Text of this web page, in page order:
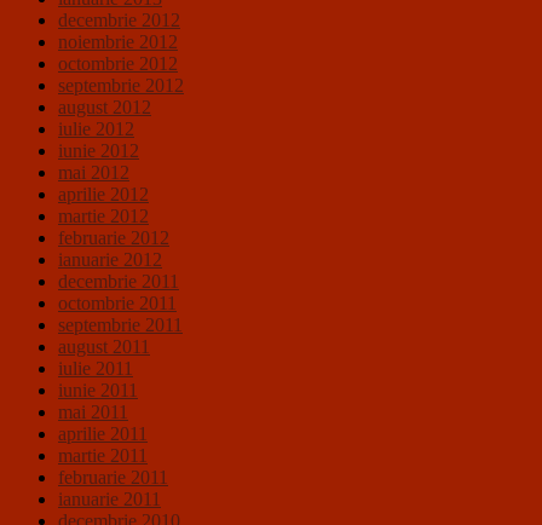
decembrie 2012
noiembrie 2012
octombrie 2012
septembrie 2012
august 2012
iulie 2012
iunie 2012
mai 2012
aprilie 2012
martie 2012
februarie 2012
ianuarie 2012
decembrie 2011
octombrie 2011
septembrie 2011
august 2011
iulie 2011
iunie 2011
mai 2011
aprilie 2011
martie 2011
februarie 2011
ianuarie 2011
decembrie 2010